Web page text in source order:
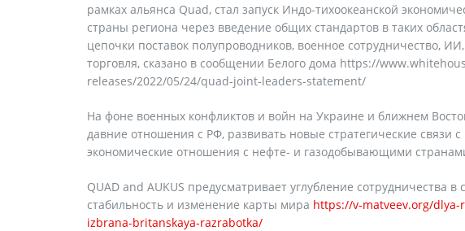
рамках альянса Quad, стал запуск Индо-тихоокеанской
страны региона через введение общих стандартов в таких
цепочки поставок полупроводников, военное сотрудничество,
торговля, сказано в сообщении Белого дома https://
releases/2022/05/24/quad-joint-leaders-statement/
На фоне военных конфликтов и войн на Украине и ближнем
давние отношения с РФ, развивать новые стратегические
экономические отношения с нефте- и газодобывающими
QUAD and AUKUS предусматривает углубление сотрудничества
стабильность и изменение карты мира https://v-matveev.org/
izbrana-britanskaya-razrabotka/